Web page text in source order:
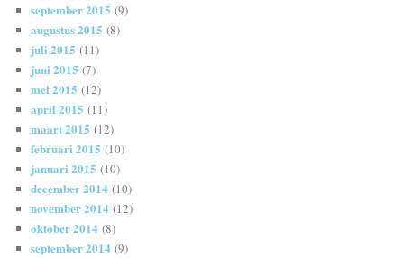
september 2015 (9)
augustus 2015 (8)
juli 2015 (11)
juni 2015 (7)
mei 2015 (12)
april 2015 (11)
maart 2015 (12)
februari 2015 (10)
januari 2015 (10)
december 2014 (10)
november 2014 (12)
oktober 2014 (8)
september 2014 (9)